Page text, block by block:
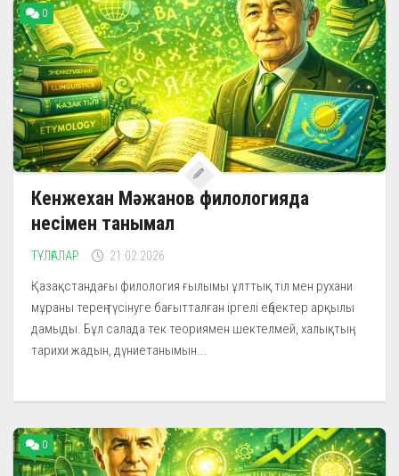
0
Кенжехан Мәжанов филологияда
несімен танымал
ТҰЛҒАЛАР 21.02.2026
Қазақстандағы филология ғылымы ұлттық тіл мен рухани
мұраны терең түсінуге бағытталған іргелі еңбектер арқылы
дамыды. Бұл салада тек теориямен шектелмей, халықтың
тарихи жадын, дүниетанымын...
0